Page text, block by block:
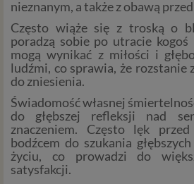
nieznanym, a także z obawą
Często wiąże się z troską o
poradzą sobie po utracie
mogą wynikać z miłości i
ludźmi, co sprawia, że rozstanie
do zniesienia.
Świadomość własnej
do głębszej refleksji nad
znaczeniem. Często lęk
bodźcem do szukania
życiu, co prowadzi do
satysfakcji.